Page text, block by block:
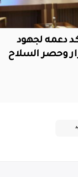
دعمه لجهود
وحصر السلاح